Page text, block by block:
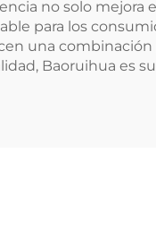
no solo mejora
para los
una combinación
Baoruihua es